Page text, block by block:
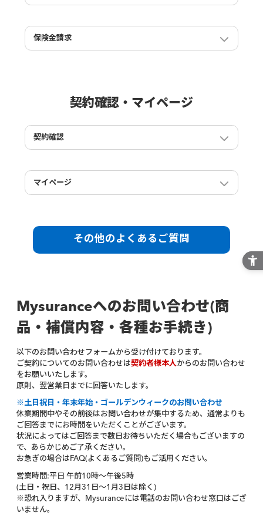
契約を途中で解約をすることは出来ますか？
解約すると保険料は戻ってきますか？
引越ししたのですが、対象物件の住所変更手続き方法を
保険金請求
自動でセットされる損保ジャパンの保険の証券番号を知
契約確認・マイページ
契約確認
加入した保険契約の確認方法を教えてください。
保険証券は発行されますか？
マイページ
マイページへのログイン手順が知りたい
更する場合はマイページにてお手続きください。という
エラーがでました
かりません。
その他のよくあるご質問
Mysuranceへのお問い合わせ(商
品・補償内容・各種お手続き)
以下のお問い合わせフォームから受け付けております。
ご契約についてのお問い合わせは契約者様本人 からのお問い合わせ
をお願いいたします。
原則、翌営業日までに回答いたします。
※土日祝日・年末年始・ゴールデンウィークのお問い合わせ
休業期間中やその前後はお問い合わせが集中するため、通常よりも
ご回答までにお時間をいただくことがございます。
状況によってはご回答まで数日お待ちいただく場合もございますの
で、あらかじめご了承ください。
お急ぎの場合はFAQ(よくあるご質問)もご活用ください。
営業時間:平日 午前10時〜午後5時
(土日・祝日、12月31日〜1月3日は除く)
※恐れ入りますが、Mysuranceには電話のお問い合わせ窓口はござ
いません。